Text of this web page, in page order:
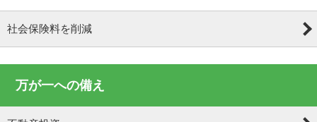
社会保険料を削減
万が一への備え